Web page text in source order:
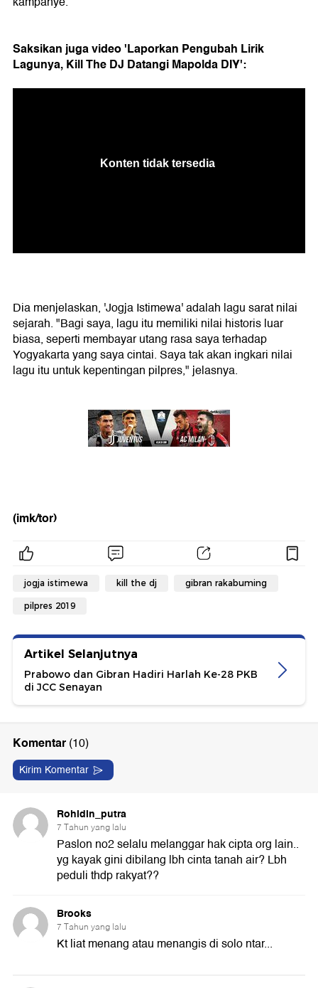
Saksikan juga video 'Laporkan Pengubah Lirik
Lagunya, Kill The DJ Datangi Mapolda DIY':
Dia menjelaskan, 'Jogja Istimewa' adalah lagu sarat nilai
sejarah. "Bagi saya, lagu itu memiliki nilai historis luar
biasa, seperti membayar utang rasa saya terhadap
Yogyakarta yang saya cintai. Saya tak akan ingkari nilai
lagu itu untuk kepentingan pilpres," jelasnya.
(imk/tor)
jogja istimewa kill the dj gibran rakabuming
pilpres 2019
Artikel Selanjutnya
Prabowo dan Gibran Hadiri Harlah Ke-28 PKB
di JCC Senayan